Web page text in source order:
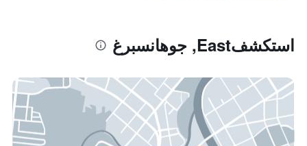
استكشفEast, جوهانسبرغ